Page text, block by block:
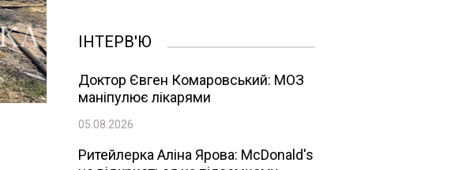
ІНТЕРВ'Ю
Доктор Євген Комаровський: МОЗ
маніпулює лікарями
05.08.2026
Ритейлерка Аліна Ярова: McDonald's